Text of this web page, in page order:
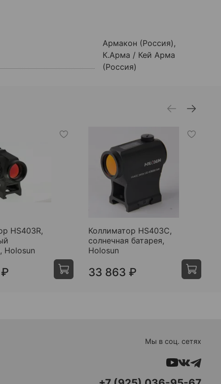
Армакон (Россия),
К.Арма / Кей Арма
(Россия)
HS403R,
Holosun
Коллиматор HS403C,
солнечная батарея,
Holosun
33 863 ₽
Мы в соц. сетях